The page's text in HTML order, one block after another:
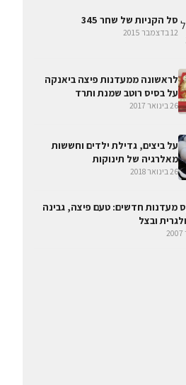
סל הקניות של שחר 345
12 בדצמבר 2015
לראשונה ממעדנות פיצה ביאנקה
על בסיס רוטב שמנת ותרד
26 בינואר 2017
על ביצים, גדילת ילדים וחששות
מאלרגיה של תינוקות
26 בינואר 2018
מעדנות חדשים: טעם פיצה, גבינה
ובצל